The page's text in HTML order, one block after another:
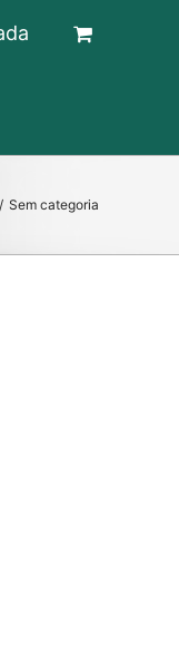
/ Sem categoria